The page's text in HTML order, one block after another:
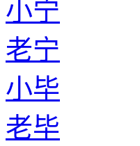
小宁
老宁
小毕
老毕